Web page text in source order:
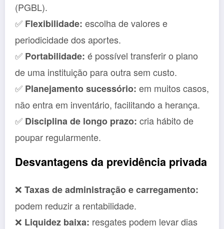
(PGBL).
✅ Flexibilidade: escolha de valores e
periodicidade dos aportes.
✅ Portabilidade: é possível transferir o plano
de uma instituição para outra sem custo.
✅ Planejamento sucessório: em muitos casos,
não entra em inventário, facilitando a herança.
✅ Disciplina de longo prazo: cria hábito de
poupar regularmente.
Desvantagens da previdência privada
❌ Taxas de administração e carregamento:
podem reduzir a rentabilidade.
❌ Liquidez baixa: resgates podem levar dias